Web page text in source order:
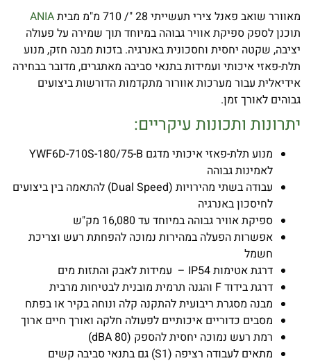
מאוורר שואב פאנל צירי תעשייתי 28 "/ 710 מ"מ מבית
ANIA
תוכנן לספק ספיקת אוויר גבוהה במיוחד תוך שמירה על פעולה
יציבה, שקטה יחסית וחסכונית באנרגיה. בזכות מבנה חזק, מנוע
תלת-פאזי איכותי ועמידות בתנאי סביבה מאתגרים, מדובר בבחירה
אידיאלית עבור מערכות אוורור מתקדמות הדורשות ביצועים
גבוהים לאורך זמן.
יתרונות ותכונות עיקריים:
מנוע תלת-פאזי איכותי מדגם YWF6D-710S-180/75-B
לאמינות גבוהה
עבודה בשתי מהירויות (Dual Speed) להתאמה בין ביצועים
לחיסכון באנרגיה
ספיקת אוויר גבוהה במיוחד עד ‎16,080 מק"ש
אפשרות הפעלה במהירות נמוכה להפחתת רעש וצריכת
חשמל
דרגת אטימות IP54 – עמידות לאבק והתזות מים
דרגת בידוד F והגנה תרמית מובנית לבטיחות מרבית
מבנה מסגרת ריבועית להתקנה קלה ונוחה בקיר או בפתח
מסבים כדוריים איכותיים לפעולה חלקה ואורך חיים ארוך
רמת רעש נמוכה יחסית להספק (80 dBA)
מתאים לעבודה רציפה (S1) גם בתנאי סביבה קשים